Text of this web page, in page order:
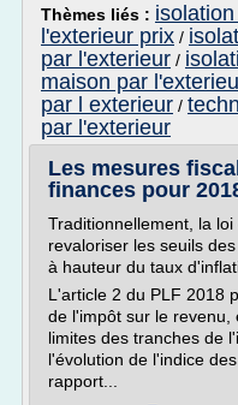
Thèmes liés :
l'exterieur prix /
par l'exterieur /
maison par
par l exterieur /
par l'exterieur
Les mesures
finances pour
Traditionnellement, la
revaloriser les seuils
à hauteur du taux
L'article 2 du PLF 2018
de l'impôt sur le revenu,
limites des tranches de
l'évolution de l'indice
rapport...